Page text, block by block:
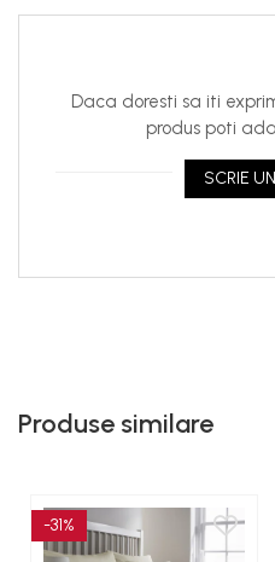
Daca doresti sa iti
produs poti
SCRIE
Produse similare
-31%